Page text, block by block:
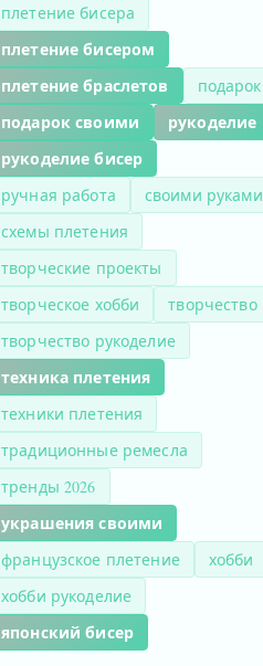
плетение бисера
плетение бисером
плетение браслетов
подарок
подарок своими
рукоделие
рукоделие бисер
ручная работа
своими руками
схемы плетения
творческие проекты
творческое хобби
творчество
творчество рукоделие
техника плетения
техники плетения
традиционные ремесла
тренды 2026
украшения своими
французское плетение
хобби
хобби рукоделие
японский бисер